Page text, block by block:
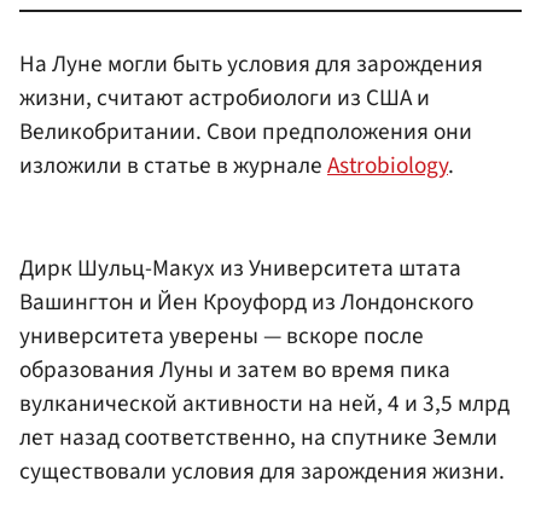
На Луне могли быть условия для зарождения
жизни, считают астробиологи из США и
Великобритании. Свои предположения они
изложили в статье в журналеAstrobiology.
Дирк Шульц-Макух из Университета штата
Вашингтон и Йен Кроуфорд из Лондонского
университета уверены — вскоре после
образования Луны и затем во время пика
вулканической активности на ней, 4 и 3,5 млрд
лет назад соответственно, на спутнике Земли
существовали условия для зарождения жизни.